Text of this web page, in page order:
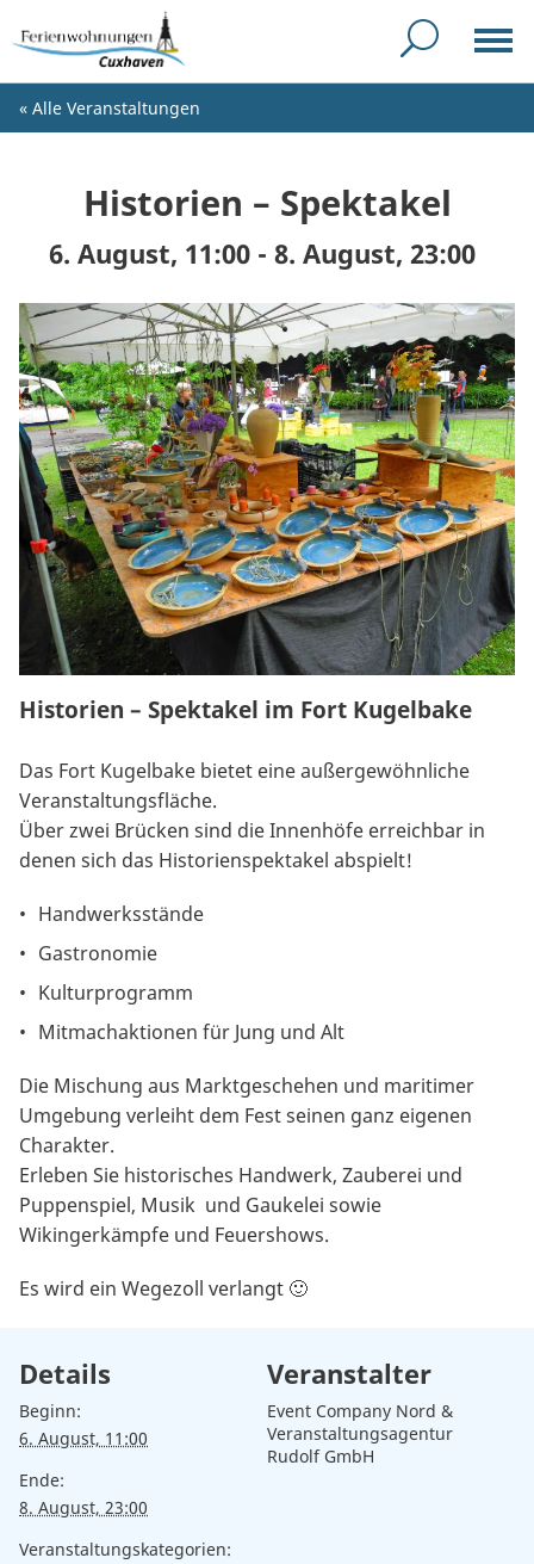
« Alle Veranstaltungen
Historien – Spektakel
6. August, 11:00 - 8. August, 23:00
Historien – Spektakel im Fort Kugelbake
Das Fort Kugelbake bietet eine außergewöhnliche
Veranstaltungsfläche.
Über zwei Brücken sind die Innenhöfe erreichbar in
denen sich das Historienspektakel abspielt!
Handwerksstände
Gastronomie
Kulturprogramm
Mitmachaktionen für Jung und Alt
Die Mischung aus Marktgeschehen und maritimer
Umgebung verleiht dem Fest seinen ganz eigenen
Charakter.
Erleben Sie historisches Handwerk, Zauberei und
Puppenspiel, Musik und Gaukelei sowie
Wikingerkämpfe und Feuershows.
Es wird ein Wegezoll verlangt 🙂
Details
Beginn:
6. August, 11:00
Ende:
8. August, 23:00
Veranstaltungskategorien:
Veranstalter
Event Company Nord &
Veranstaltungsagentur
Rudolf GmbH